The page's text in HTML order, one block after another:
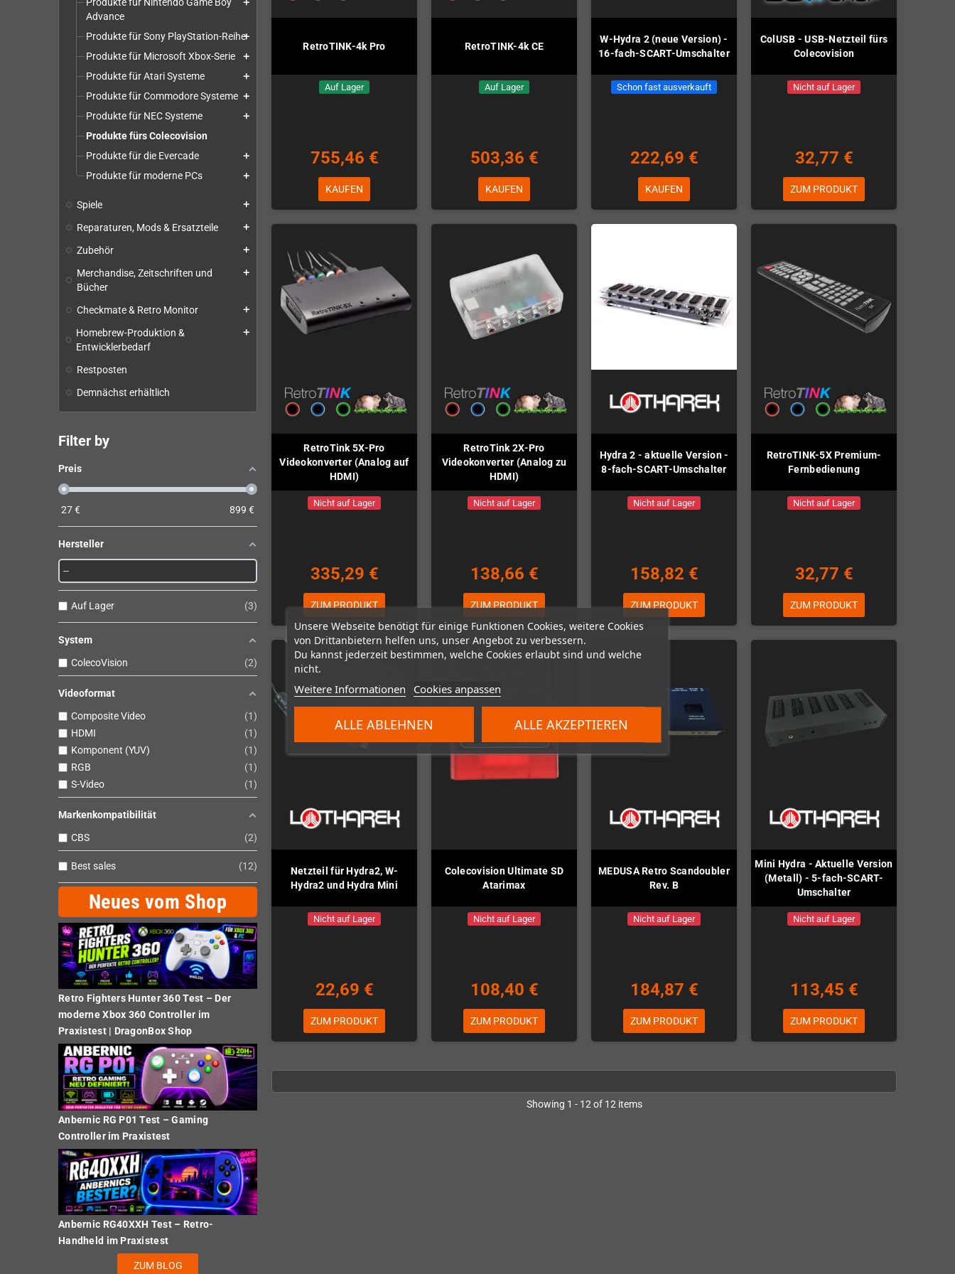
Unsere Webseite benötigt für einige Funktionen Cookies, weitere Cookies
von Drittanbietern helfen uns, unser Angebot zu verbessern.
Du kannst jederzeit bestimmen, welche Cookies erlaubt sind und welche
nicht.
Weitere Informationen Cookies anpassen
ALLE ABLEHNEN ALLE AKZEPTIEREN
Produkte für Nintendo Game Boy
Advance
add
Produkte für Sony PlayStation-Reiheadd
Produkte für Microsoft Xbox-Serie add
Produkte für Atari Systeme add
Produkte für Commodore Systeme add
Produkte für NEC Systeme add
Produkte fürs Colecovision
Produkte für die Evercade
add
Produkte für moderne PCs add
Spiele add
Reparaturen, Mods & Ersatzteile add
Zubehör add
Merchandise, Zeitschriften und
Bücher
add
Checkmate & Retro Monitor add
Homebrew-Produktion &
Entwicklerbedarf
add
Restposten
Demnächst erhältlich
Filter by
Preis
27€ 899 €
Hersteller
Auf Lager 3
System
ColecoVision
2
Videoformat
Composite Video
1
HDMI
1
Komponent (YUV)
1
RGB
1
S-Video
1
Markenkompatibilität
CBS
2
Best sales 12
Neues vom Shop
Retro Fighters Hunter 360 Test – Der
moderne Xbox 360 Controller im
Praxistest | DragonBox Shop
Anbernic RG P01 Test – Gaming
Controller im Praxistest
Anbernic RG40XXH Test – Retro-
Handheld im Praxistest
ZUM BLOG
RetroTINK-4k Pro
Auf Lager
755,46 €
KAUFEN
RetroTINK-4k CE
Auf Lager
503,36 €
KAUFEN
W-Hydra 2 (neue Version) -
16-fach-SCART-Umschalter
Schon fast ausverkauft
222,69 €
KAUFEN
ColUSB - USB-Netzteil fürs
Colecovision
Nicht auf Lager
32,77 €
ZUM PRODUKT
RetroTink 5X-Pro
Videokonverter (Analog auf
HDMI)
Nicht auf Lager
335,29 €
ZUM PRODUKT
RetroTink 2X-Pro
Videokonverter (Analog zu
HDMI)
Nicht auf Lager
138,66 €
ZUM PRODUKT
Hydra 2 - aktuelle Version -
8-fach-SCART-Umschalter
Nicht auf Lager
158,82 €
ZUM PRODUKT
RetroTINK-5X Premium-
Fernbedienung
Nicht auf Lager
32,77 €
ZUM PRODUKT
Netzteil für Hydra2, W-
Hydra2 und Hydra Mini
Nicht auf Lager
22,69 €
ZUM PRODUKT
Colecovision Ultimate SD
Atarimax
Nicht auf Lager
108,40 €
ZUM PRODUKT
MEDUSA Retro Scandoubler
Rev. B
Nicht auf Lager
184,87 €
ZUM PRODUKT
Mini Hydra - Aktuelle Version
(Metall) - 5-fach-SCART-
Umschalter
Nicht auf Lager
113,45 €
ZUM PRODUKT
Showing 1 - 12 of 12 items